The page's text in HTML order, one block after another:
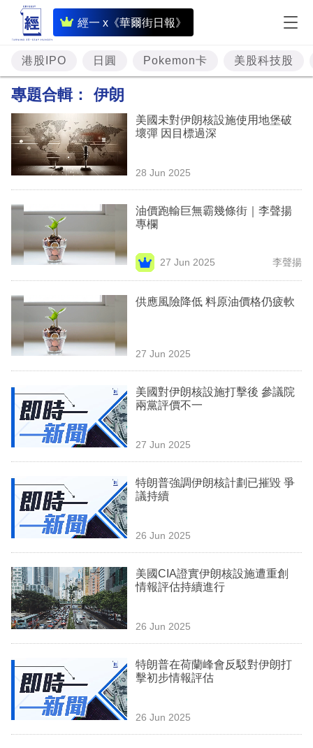
經一 x《華爾街日報》
即
時
財
經
題
投
資
理
商
技
場
生
時
事
欄
訂
閱
港股IPO 日圓 Pokemon卡 美股科技股
專題合輯： 伊朗
美國未對伊朗核設施使用地堡破
壞彈 因目標過深
28 Jun 2025
油價跑輸巨無霸幾條街｜李聲揚
專欄
27 Jun 2025 李聲揚
供應風險降低 料原油價格仍疲軟
27 Jun 2025
美國對伊朗核設施打擊後 參議院
兩黨評價不一
27 Jun 2025
特朗普強調伊朗核計劃已摧毀 爭
議持續
26 Jun 2025
美國CIA證實伊朗核設施遭重創
情報評估持續進行
26 Jun 2025
特朗普在荷蘭峰會反駁對伊朗打
擊初步情報評估
26 Jun 2025